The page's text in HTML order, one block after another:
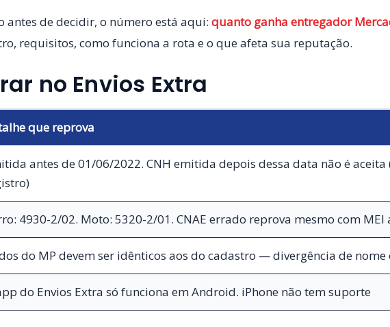
antes de decidir, o número está aqui: quanto ganha entregador
requisitos, como funciona a rota e o que afeta sua reputação.
no Envios Extra
que reprova
antes de 01/06/2022. CNH emitida depois dessa data não é
4930-2/02. Moto: 5320-2/01. CNAE errado reprova mesmo com MEI
do MP devem ser idênticos aos do cadastro — divergência de nome
do Envios Extra só funciona em Android. iPhone não tem suporte